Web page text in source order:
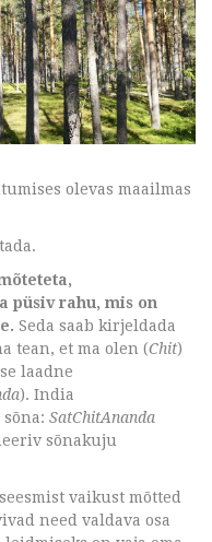
olevas maailmas
püsiv rahu, mis on
Seda saab kirjeldada
tean, et ma olen (Chit)
laadne
). India
SatChitAnanda
sõnakuju
vaikust mõtted
need valdava osa